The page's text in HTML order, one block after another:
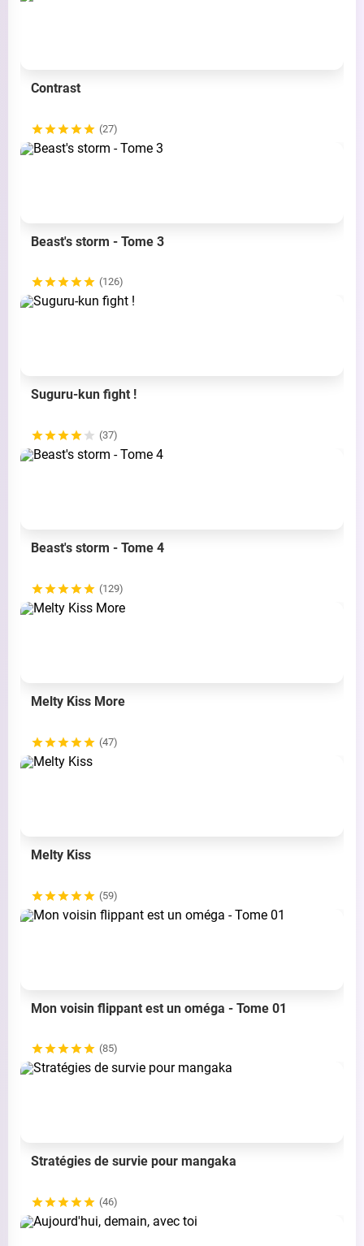
Contrast
(27)
Beast's storm - Tome 3
(126)
Suguru-kun fight !
(37)
Beast's storm - Tome 4
(129)
Melty Kiss More
(47)
Melty Kiss
(59)
Mon voisin flippant est un oméga - Tome 01
(85)
Stratégies de survie pour mangaka
(46)